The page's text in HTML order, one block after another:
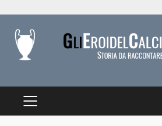
content
PRIMARY